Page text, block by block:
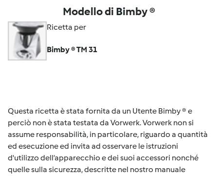
Modello di Bimby ®
Ricetta per
Bimby ® TM 31
Questa ricetta è stata fornita da un Utente Bimby ® e
perciò non è stata testata da Vorwerk. Vorwerk non si
assume responsabilità, in particolare, riguardo a quantità
ed esecuzione ed invita ad osservare le istruzioni
d'utilizzo dell’apparecchio e dei suoi accessori nonché
quelle sulla sicurezza, descritte nel nostro manuale